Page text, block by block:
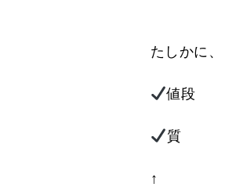
たしかに、
値段
質
↑